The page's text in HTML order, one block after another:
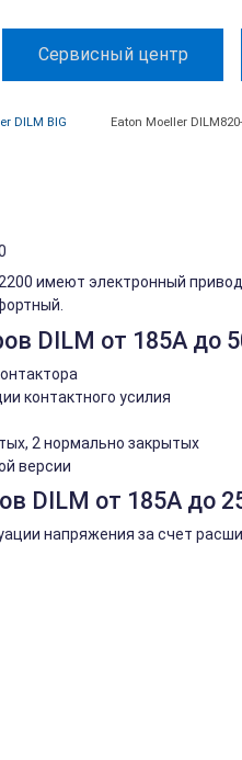
Сервисный центр
DILM BIG Eaton Moeller
имеют электронный
DILM от 185А до
контактного усилия
2 нормально закрытых
версии
DILM от 185А до
напряжения за счет